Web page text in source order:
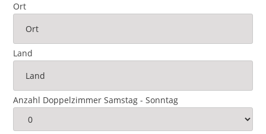
Ort
Land
Anzahl Doppelzimmer Samstag - Sonntag